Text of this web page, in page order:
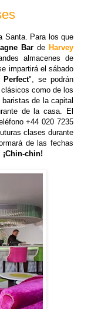
Santa. Para los que
Bar deHarvey
almacenes de
impartirá el sábado
Perfect", se podrán
clásicos como de los
de la capital
de la casa. El
+44 020 7235
clases durante
de las fechas
¡Chin-chin!